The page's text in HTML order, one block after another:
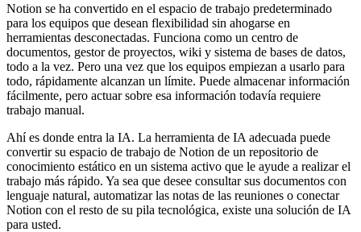
Notion se ha convertido en el espacio de trabajo predeterminado
para los equipos que desean flexibilidad sin ahogarse en
herramientas desconectadas. Funciona como un centro de
documentos, gestor de proyectos, wiki y sistema de bases de datos,
todo a la vez. Pero una vez que los equipos empiezan a usarlo para
todo, rápidamente alcanzan un límite. Puede almacenar información
fácilmente, pero actuar sobre esa información todavía requiere
trabajo manual.
Ahí es donde entra la IA. La herramienta de IA adecuada puede
convertir su espacio de trabajo de Notion de un repositorio de
conocimiento estático en un sistema activo que le ayude a realizar el
trabajo más rápido. Ya sea que desee consultar sus documentos con
lenguaje natural, automatizar las notas de las reuniones o conectar
Notion con el resto de su pila tecnológica, existe una solución de IA
para usted.